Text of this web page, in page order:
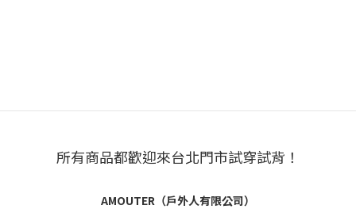
所有商品都歡迎來台北門市試穿試背！
AMOUTER（戶外人有限公司）